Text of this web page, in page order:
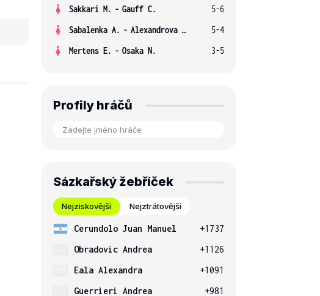
Sakkari M. - Gauff C.
5-6
Sabalenka A. - Alexandrova E.
5-4
Mertens E. - Osaka N. 3-5
Profily hráčů
Sázkařský žebříček
Nejziskovější Nejztrátovější
Cerundolo Juan Manuel
+1737
Obradovic Andrea
+1126
Eala Alexandra
+1091
Guerrieri Andrea
+981